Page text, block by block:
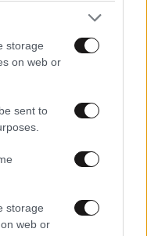
storage
on web or
sent to
storage
web or
που χτίζει ο
θα κοστίσει 16,8